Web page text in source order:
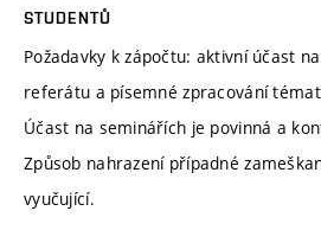
STUDENTŮ
Požadavky k zápočtu: aktivní účast
referátu a písemné zpracování
Účast na seminářích je povinná a
Způsob nahrazení případné
vyučující.